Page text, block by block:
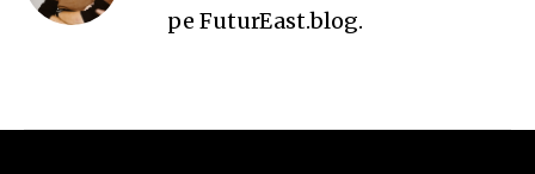
pe FuturEast.blog.